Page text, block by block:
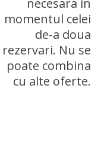
momentul celei
de-a doua
rezervari. Nu se
poate combina
cu alte oferte.